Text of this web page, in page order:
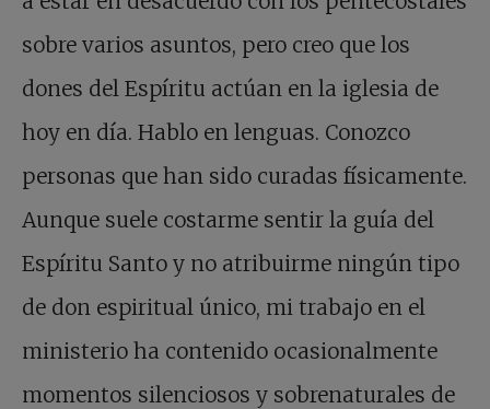
sobre varios asuntos, pero creo que los
dones del Espíritu actúan en la iglesia de
hoy en día. Hablo en lenguas. Conozco
personas que han sido curadas físicamente.
Aunque suele costarme sentir la guía del
Espíritu Santo y no atribuirme ningún tipo
de don espiritual único, mi trabajo en el
ministerio ha contenido ocasionalmente
momentos silenciosos y sobrenaturales de